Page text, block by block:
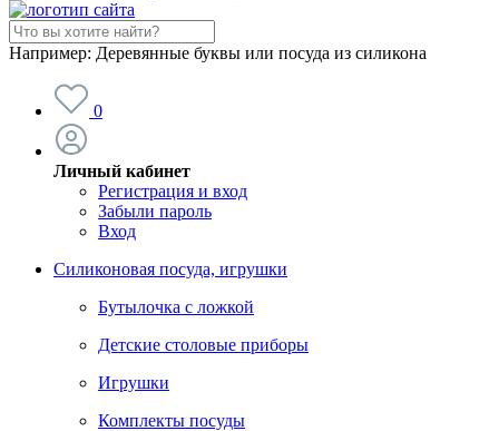
Например: Деревянные буквы или посуда из силикона
0
Личный кабинет
Регистрация и вход
Забыли пароль
Вход
Силиконовая посуда, игрушки
Бутылочка с ложкой
Детские столовые приборы
Игрушки
Комплекты посуды